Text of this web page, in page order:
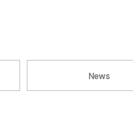
News